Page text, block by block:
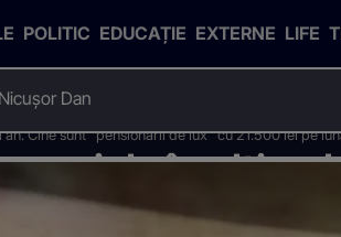
POLITIC EDUCAȚIE EXTERNE LIFE
Nicușor Dan
Cine sunt "pensionarii de lux" cu 21.500 lei pe
în
lei pe lună